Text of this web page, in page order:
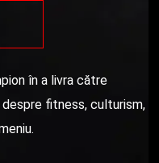
în a livra către
fitness, culturism,